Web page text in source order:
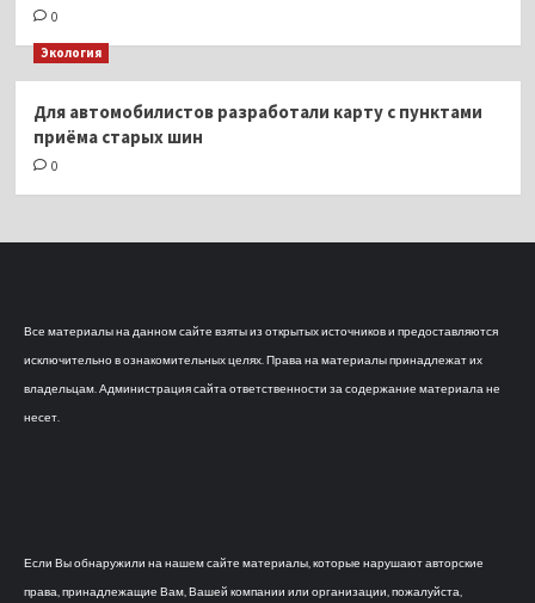
0
Экология
Для автомобилистов разработали карту с пунктами
приёма старых шин
0
Все материалы на данном сайте взяты из открытых источников и предоставляются
исключительно в ознакомительных целях. Права на материалы принадлежат их
владельцам. Администрация сайта ответственности за содержание материала не
несет.
Если Вы обнаружили на нашем сайте материалы, которые нарушают авторские
права, принадлежащие Вам, Вашей компании или организации, пожалуйста,